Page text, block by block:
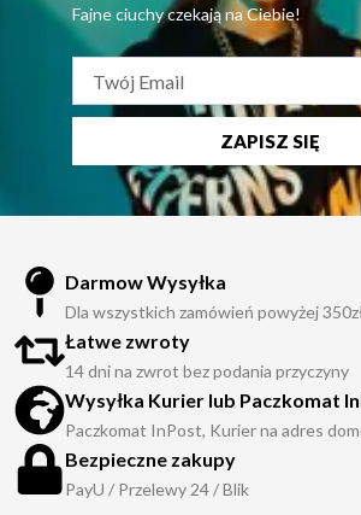
logowanym pasem, która stała
się nieodłącznym elementem
popkultury lat 90.
kwintesencja nowoczesnego
minimalizmu, oparta na
takich jak jedwab, wełna czy
wysokogatunkowa bawełna,
najczęściej w odcieniach bieli,
czerni, szarości i beżu. Do
najbardziej pożądanych
projektów vintage należą
klasyczne jeansy o prostym
kroju, minimalistyczne t-shirty
z logo cK, a także ubrania z linii
Fajne ciuchy czekają na Ciebie!
ZAPISZ SIĘ
Darmow Wysyłka
Dla wszystkich zamówień powyżej
Łatwe zwroty
14 dni na zwrot bez podania przyczyny
Wysyłka Kurier lub Paczkomat
Paczkomat InPost, Kurier na adres
Bezpieczne zakupy
PayU / Przelewy 24 / Blik